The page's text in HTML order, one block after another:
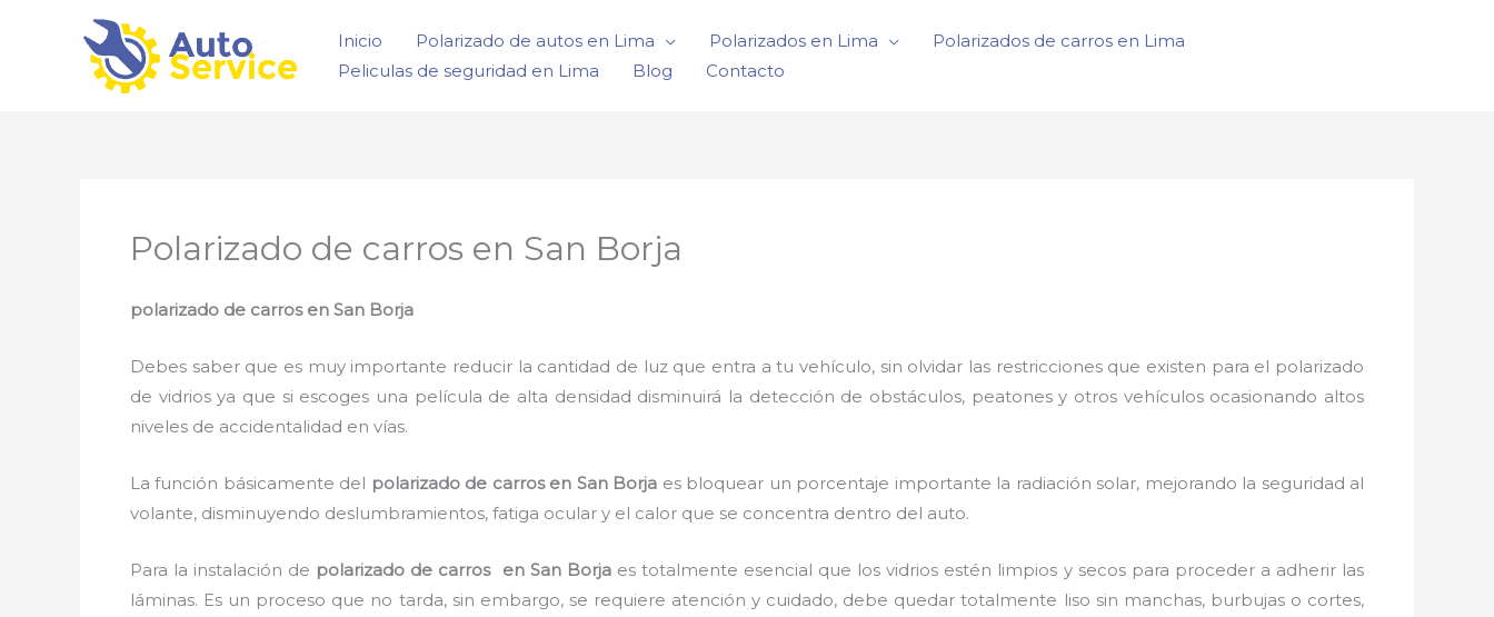
Inicio Polarizado de autos en Lima Polarizados en Lima
Polarizados de carros en Lima
Peliculas de seguridad en Lima
Blog Contacto
Polarizado de carros en San Borja
polarizado de carros en San Borja
Debes saber que es muy importante reducir la cantidad de luz que entra a tu vehículo, sin olvidar las restricciones que existen para el polarizado
de vidrios ya que si escoges una película de alta densidad disminuirá la detección de obstáculos, peatones y otros vehículos ocasionando altos
niveles de accidentalidad en vías.
La función básicamente del polarizado de carros en San Borja es bloquear un porcentaje importante la radiación solar, mejorando la seguridad al
volante, disminuyendo deslumbramientos, fatiga ocular y el calor que se concentra dentro del auto.
Para la instalación de polarizado de carros en San Borja es totalmente esencial que los vidrios estén limpios y secos para proceder a adherir las
láminas. Es un proceso que no tarda, sin embargo, se requiere atención y cuidado, debe quedar totalmente liso sin manchas, burbujas o cortes,